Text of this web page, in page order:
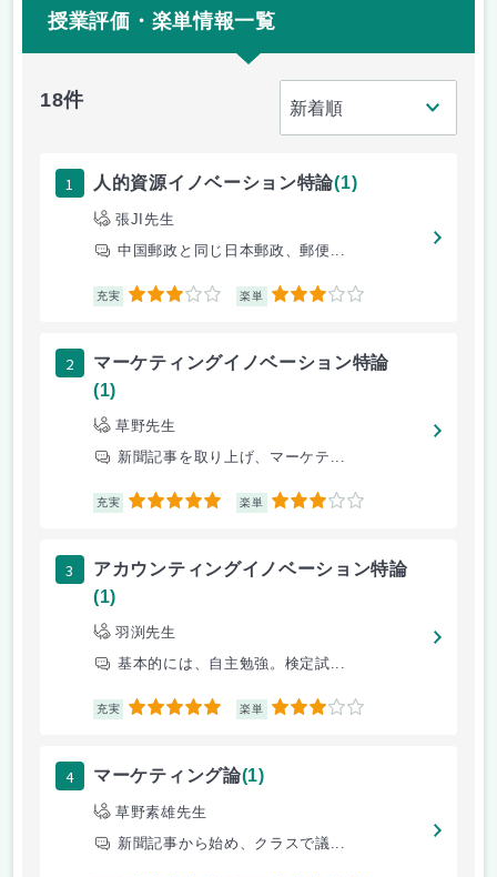
授業評価・楽単情報一覧
18件
1 人的資源イノベーション特論(1)
張JI先生
中国郵政と同じ日本郵政、郵便...
充実 3 楽単 3
2
マーケティングイノベーション特論
(1)
草野先生
新聞記事を取り上げ、マーケテ...
充実 5 楽単 3
3
アカウンティングイノベーション特論
(1)
羽渕先生
基本的には、自主勉強。検定試...
充実 5 楽単 3
4 マーケティング論(1)
草野素雄先生
新聞記事から始め、クラスで議...